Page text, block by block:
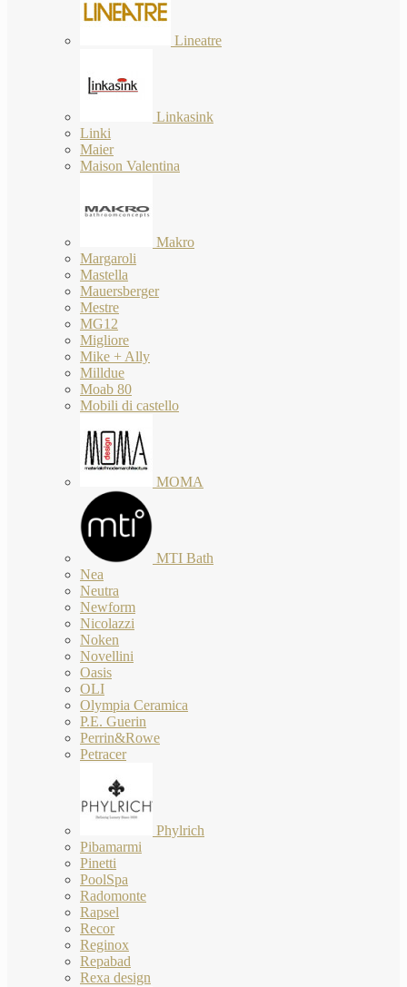
Lineatre
Linkasink
Linki
Maier
Maison Valentina
Makro
Margaroli
Mastella
Mauersberger
Mestre
MG12
Migliore
Mike + Ally
Milldue
Moab 80
Mobili di castello
MOMA
MTI Bath
Nea
Neutra
Newform
Nicolazzi
Noken
Novellini
Oasis
OLI
Olympia Ceramica
P.E. Guerin
Perrin&Rowe
Petracer
Phylrich
Pibamarmi
Pinetti
PoolSpa
Radomonte
Rapsel
Recor
Reginox
Repabad
Rexa design